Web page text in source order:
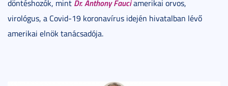
döntéshozók, mint Dr. Anthony Fauciamerikai orvos,
virológus, a Covid-19 koronavírus idején hivatalban lévő
amerikai elnök tanácsadója.